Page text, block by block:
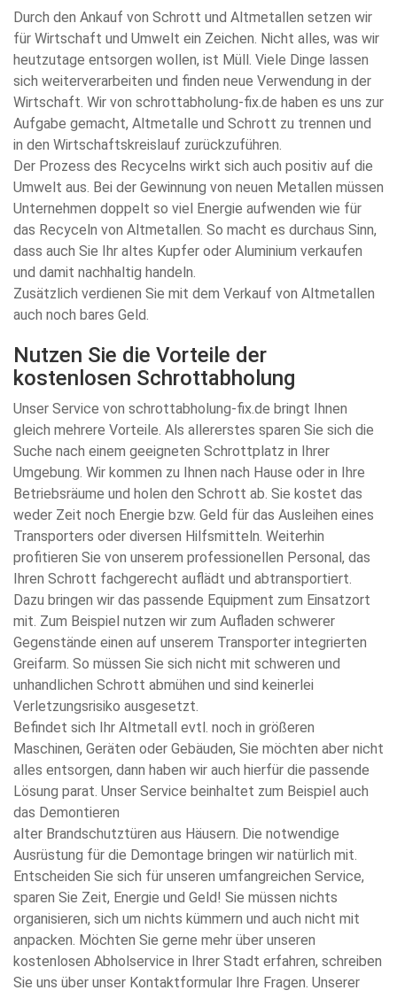
Durch den Ankauf von Schrott und Altmetallen setzen wir
für Wirtschaft und Umwelt ein Zeichen. Nicht alles, was wir
heutzutage entsorgen wollen, ist Müll. Viele Dinge lassen
sich weiterverarbeiten und finden neue Verwendung in der
Wirtschaft. Wir von schrottabholung-fix.de haben es uns zur
Aufgabe gemacht, Altmetalle und Schrott zu trennen und
in den Wirtschaftskreislauf zurückzuführen.
Der Prozess des Recycelns wirkt sich auch positiv auf die
Umwelt aus. Bei der Gewinnung von neuen Metallen müssen
Unternehmen doppelt so viel Energie aufwenden wie für
das Recyceln von Altmetallen. So macht es durchaus Sinn,
dass auch Sie Ihr altes Kupfer oder Aluminium verkaufen
und damit nachhaltig handeln.
Zusätzlich verdienen Sie mit dem Verkauf von Altmetallen
auch noch bares Geld.
Nutzen Sie die Vorteile der
kostenlosen Schrottabholung
Unser Service von schrottabholung-fix.de bringt Ihnen
gleich mehrere Vorteile. Als allererstes sparen Sie sich die
Suche nach einem geeigneten Schrottplatz in Ihrer
Umgebung. Wir kommen zu Ihnen nach Hause oder in Ihre
Betriebsräume und holen den Schrott ab. Sie kostet das
weder Zeit noch Energie bzw. Geld für das Ausleihen eines
Transporters oder diversen Hilfsmitteln. Weiterhin
profitieren Sie von unserem professionellen Personal, das
Ihren Schrott fachgerecht auflädt und abtransportiert.
Dazu bringen wir das passende Equipment zum Einsatzort
mit. Zum Beispiel nutzen wir zum Aufladen schwerer
Gegenstände einen auf unserem Transporter integrierten
Greifarm. So müssen Sie sich nicht mit schweren und
unhandlichen Schrott abmühen und sind keinerlei
Verletzungsrisiko ausgesetzt.
Befindet sich Ihr Altmetall evtl. noch in größeren
Maschinen, Geräten oder Gebäuden, Sie möchten aber nicht
alles entsorgen, dann haben wir auch hierfür die passende
Lösung parat. Unser Service beinhaltet zum Beispiel auch
das Demontieren
alter Brandschutztüren aus Häusern. Die notwendige
Ausrüstung für die Demontage bringen wir natürlich mit.
Entscheiden Sie sich für unseren umfangreichen Service,
sparen Sie Zeit, Energie und Geld! Sie müssen nichts
organisieren, sich um nichts kümmern und auch nicht mit
anpacken. Möchten Sie gerne mehr über unseren
kostenlosen Abholservice in Ihrer Stadt erfahren, schreiben
Sie uns über unser Kontaktformular Ihre Fragen. Unserer